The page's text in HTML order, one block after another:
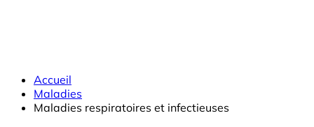
Accueil
Maladies
Maladies respiratoires et infectieuses